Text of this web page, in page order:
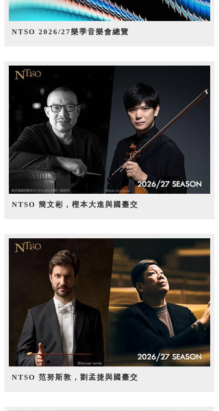
NTSO 2026/27樂季音樂會總覽
NTSO 簡文彬，樫本大進與國臺交
NTSO 范努斯敦，劉孟捷與國臺交